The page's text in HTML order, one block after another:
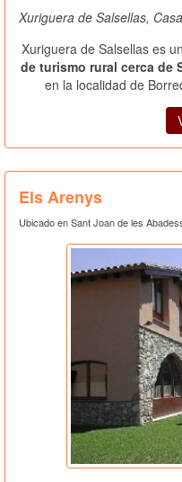
Xuriguera de Salsellas,
Xuriguera de Salsellas es
de turismo rural cerca de
en la localidad de
Els Arenys
Ubicado en Sant Joan de les